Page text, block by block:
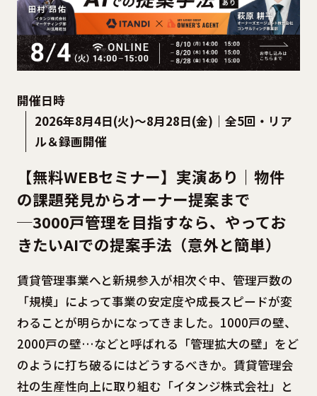
開催日時
2026年8月4日(火)～8月28日(金)｜全5回・リア
ル＆録画開催
【無料WEBセミナー】実演あり｜物件
の課題発見からオーナー提案まで
─3000戸管理を目指すなら、やってお
きたいAIでの提案手法（意外と簡単）
賃貸管理事業へと新規参入が相次ぐ中、管理戸数の
「規模」によって事業の安定度や成長スピードが変
わることが明らかになってきました。1000戸の壁、
2000戸の壁…などと呼ばれる「管理拡大の壁」をど
のように打ち破るにはどうするべきか。賃貸管理会
社の生産性向上に取り組む「イタンジ株式会社」と